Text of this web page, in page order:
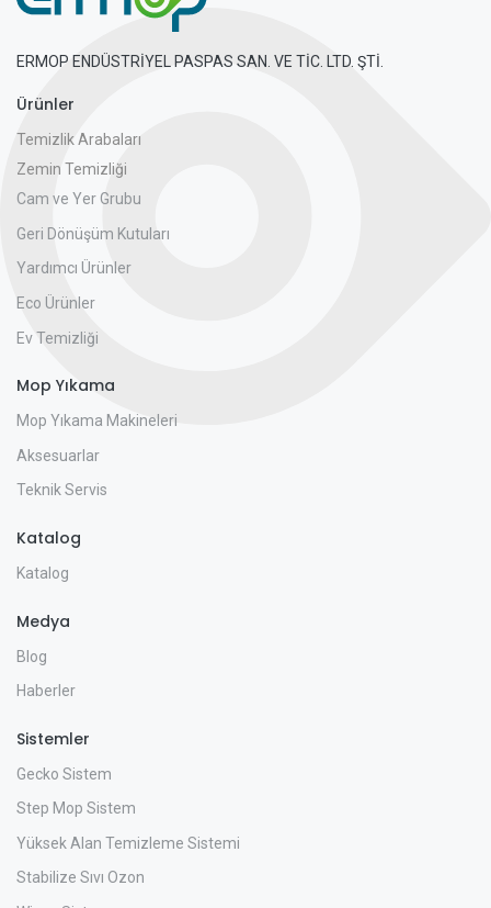
ERMOP ENDÜSTRİYEL PASPAS SAN. VE TİC. LTD. ŞTİ.
Ürünler
Temizlik Arabaları
Zemin Temizliği
Cam ve Yer Grubu
Geri Dönüşüm Kutuları
Yardımcı Ürünler
Eco Ürünler
Ev Temizliği
Mop Yıkama
Mop Yıkama Makineleri
Aksesuarlar
Teknik Servis
Katalog
Katalog
Medya
Blog
Haberler
Sistemler
Gecko Sistem
Step Mop Sistem
Yüksek Alan Temizleme Sistemi
Stabilize Sıvı Ozon